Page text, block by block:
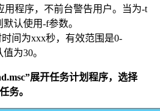
用程序，不前台警告用户。当为-t
认使用-f参数。
间为xxx秒，有效范围是0-
为30。
展开任务计划程序，选择
务。